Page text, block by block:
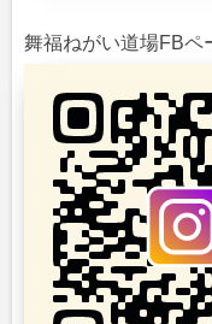
舞福ねがい道場FBペ